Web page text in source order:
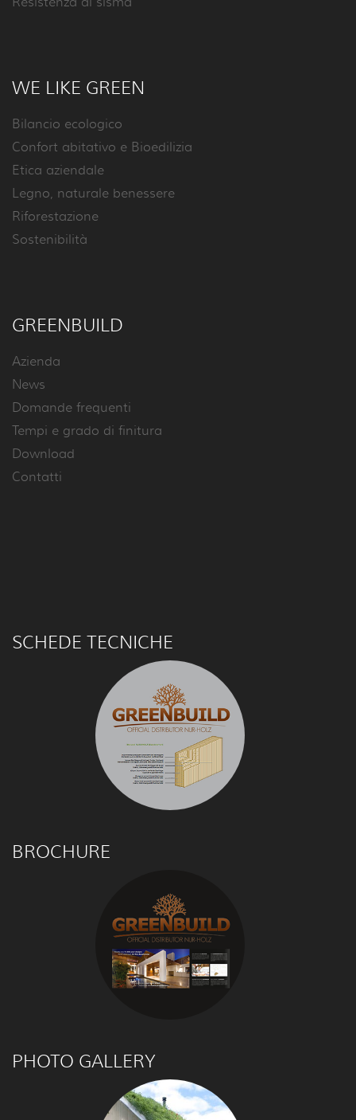
WE LIKE GREEN
Bilancio ecologico
Confort abitativo e Bioedilizia
Etica aziendale
Legno, naturale benessere
Riforestazione
Sostenibilità
GREENBUILD
Azienda
News
Domande frequenti
Tempi e grado di finitura
Download
Contatti
SCHEDE TECNICHE
BROCHURE
PHOTO GALLERY